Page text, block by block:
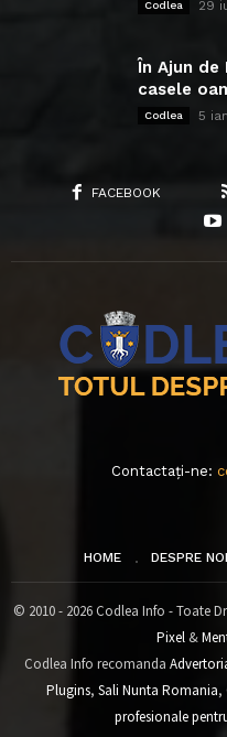
Codlea 29
În Ajun
casele
Codlea 5
FACEBOOK
Contactați-ne:
HOME DESPRE NOI
© 2010 - 2026 Codlea Info - Toate
Pixel&
Codlea Info recomanda
Plugins, Sali Nunta Romania,
profesionale